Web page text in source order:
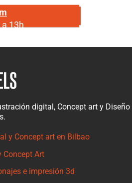
a 13h
digital, Concept art y Diseño
y Concept art en Bilbao
Concept Art
e impresión 3d